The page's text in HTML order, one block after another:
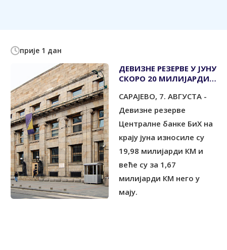
прије 1 дан
ДЕВИЗНЕ РЕЗЕРВЕ У ЈУНУ
СКОРО 20 МИЛИЈАРДИ
САРАЈЕВО, 7. АВГУСТА -
Девизне резерве
Централне банке БиХ на
крају јуна износиле су
19,98 милијарди КМ и
веће су за 1,67
милијарди КМ него у
мају.